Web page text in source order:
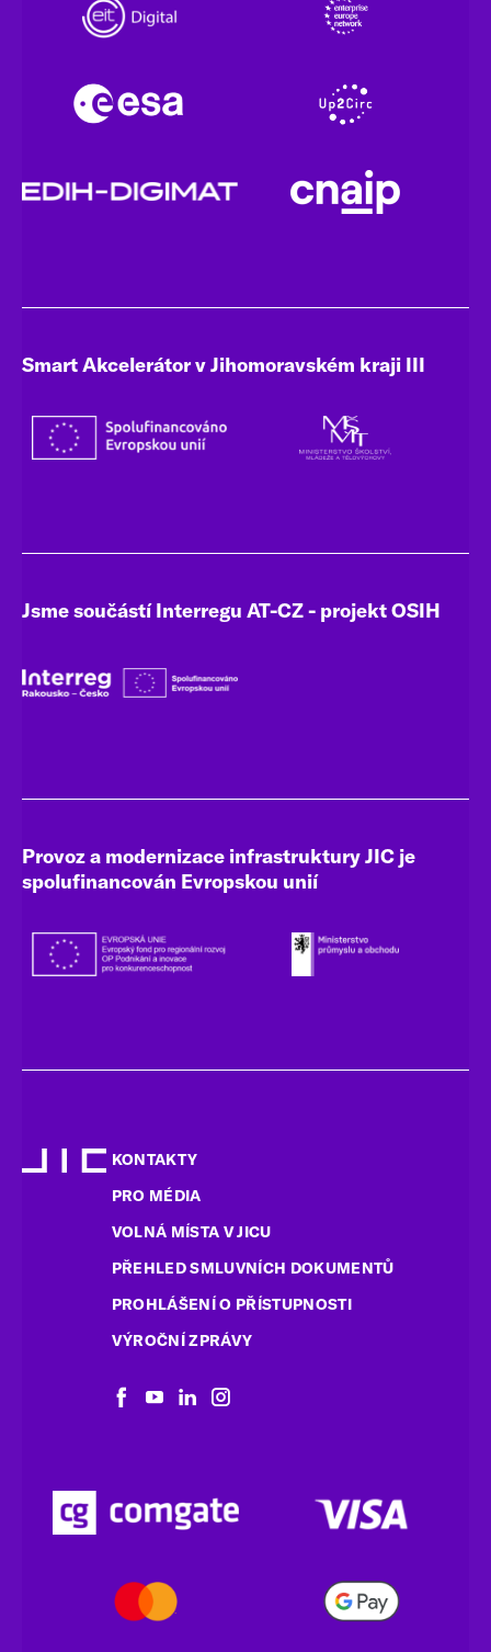
Smart Akcelerátor v Jihomoravském kraji III
Jsme součástí Interregu AT-CZ - projekt OSIH
Provoz a modernizace infrastruktury JIC je
spolufinancován Evropskou unií
KONTAKTY
PRO MÉDIA
VOLNÁ MÍSTA V JICU
PŘEHLED SMLUVNÍCH DOKUMENTŮ
PROHLÁŠENÍ O PŘÍSTUPNOSTI
VÝROČNÍ ZPRÁVY